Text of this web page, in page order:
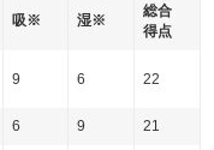
吸※ 湿※
総合
得点
9 6 22
6 9 21